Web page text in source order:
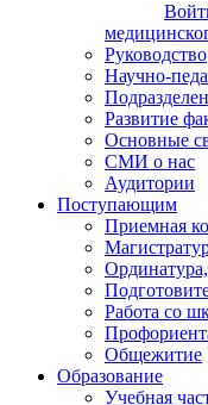
Руководство
Научно-
Развитие
Основные
СМИ о нас
Аудитории
Поступающим
Приемная
Работа со
Общежитие
Образование
Учебная